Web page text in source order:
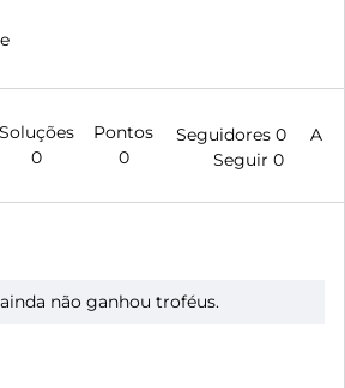
Soluções
0
Pontos
0
Seguidores 0
A
Seguir 0
não ganhou troféus.